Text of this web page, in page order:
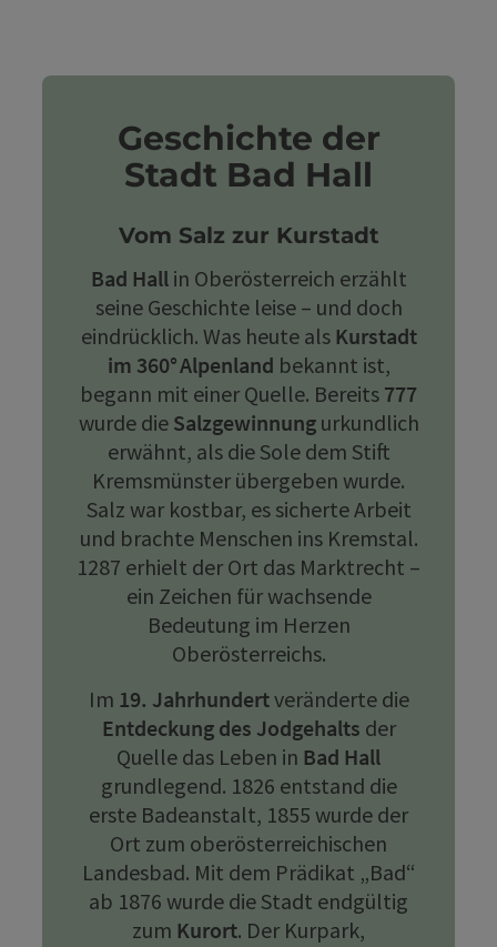
Geschichte der
Stadt Bad Hall
Vom Salz zur Kurstadt
Bad Hallin Oberösterreich erzählt
seine Geschichte leise – und doch
eindrücklich. Was heute als Kurstadt
im 360° Alpenland bekannt ist,
begann mit einer Quelle. Bereits 777
wurde die Salzgewinnung urkundlich
erwähnt, als die Sole dem Stift
Kremsmünster übergeben wurde.
Salz war kostbar, es sicherte Arbeit
und brachte Menschen ins Kremstal.
1287 erhielt der Ort das Marktrecht –
ein Zeichen für wachsende
Bedeutung im Herzen
Oberösterreichs.
Im 19. Jahrhundertveränderte die
Entdeckung des Jodgehalts der
Quelle das Leben in Bad Hall
grundlegend. 1826 entstand die
erste Badeanstalt, 1855 wurde der
Ort zum oberösterreichischen
Landesbad. Mit dem Prädikat „Bad“
ab 1876 wurde die Stadt endgültig
zum Kurort. Der Kurpark,